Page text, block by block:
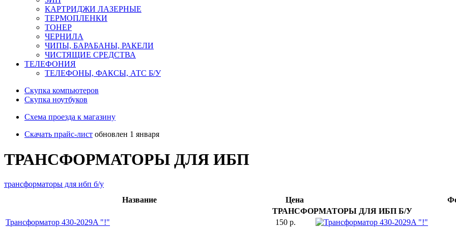
КАРТРИДЖИ ЛАЗЕРНЫЕ
ТЕРМОПЛЕНКИ
ТОНЕР
ЧЕРНИЛА
ЧИПЫ, БАРАБАНЫ, РАКЕЛИ
ЧИСТЯЩИЕ СРЕДСТВА
ТЕЛЕФОНИЯ
ТЕЛЕФОНЫ, ФАКСЫ, АТС Б/У
Скупка компьютеров
Cкупка ноутбуков
Схема проезда к магазину
Скачать прайс-лист обновлен 1 января
ТРАНСФОРМАТОРЫ ДЛЯ ИБП
трансформаторы для ибп б/у
Название
Цена
ТРАНСФОРМАТОРЫ ДЛЯ ИБП Б/У
Трансформатор 430-2029A "!"
150 р.